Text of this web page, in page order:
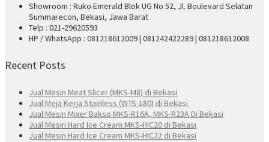
Showroom : Ruko Emerald Blok UG No 52, Jl. Boulevard Selatan
Summarecon, Bekasi, Jawa Barat
Telp : 021-29620593
HP / WhatsApp : 081218612009 | 081242422289 | 081218612008
Recent Posts
Jual Mesin Meat Slicer (MKS-M8) di Bekasi
Jual Meja Kerja Stainless (WTS-180) di Bekasi
Jual Mesin Mixer Bakso MKS-R16A, MKS-R23A Di Bekasi
Jual Mesin Hard Ice Cream MKS-HIC20 di Bekasi
Jual Mesin Hard Ice Cream MKS-HIC22 di Bekasi